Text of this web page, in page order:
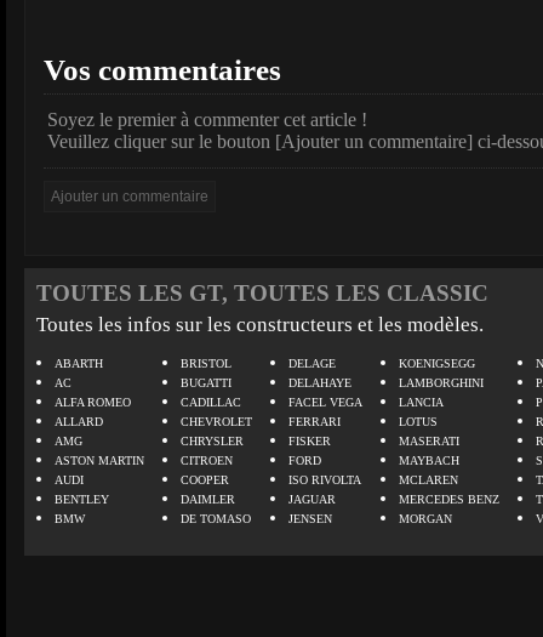
Vos commentaires
Soyez le premier à commenter cet article !
Veuillez cliquer sur le bouton [Ajouter un commentaire] ci-
TOUTES LES GT, TOUTES LES CLASSIC
Toutes les infos sur les constructeurs et les modèles.
ABARTH
AC
ALFA ROMEO
ALLARD
AMG
ASTON MARTIN
AUDI
BENTLEY
BMW
BRISTOL
BUGATTI
CADILLAC
CHEVROLET
CHRYSLER
CITROEN
COOPER
DAIMLER
DE TOMASO
DELAGE
DELAHAYE
FACEL VEGA
FERRARI
FISKER
FORD
ISO RIVOLTA
JAGUAR
JENSEN
KOENIGSEGG
LAMBORGHINI
LANCIA
LOTUS
MASERATI
MAYBACH
MCLAREN
MERCEDES BENZ
MORGAN